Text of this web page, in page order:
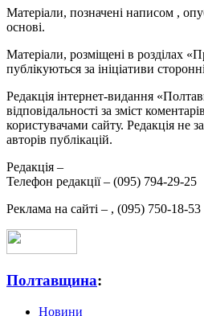
Матеріали, позначені написом ,
основі.
Матеріали, розміщені в розділах
публікуються за ініціативи
Редакція інтернет-видання
відповідальності за зміст
користувачами сайту. Редакція не
авторів публікацій.
Редакція –
Телефон редакції – (095) 794-29-25
Реклама на сайті – , (095) 750-18-53
Полтавщина:
Новини